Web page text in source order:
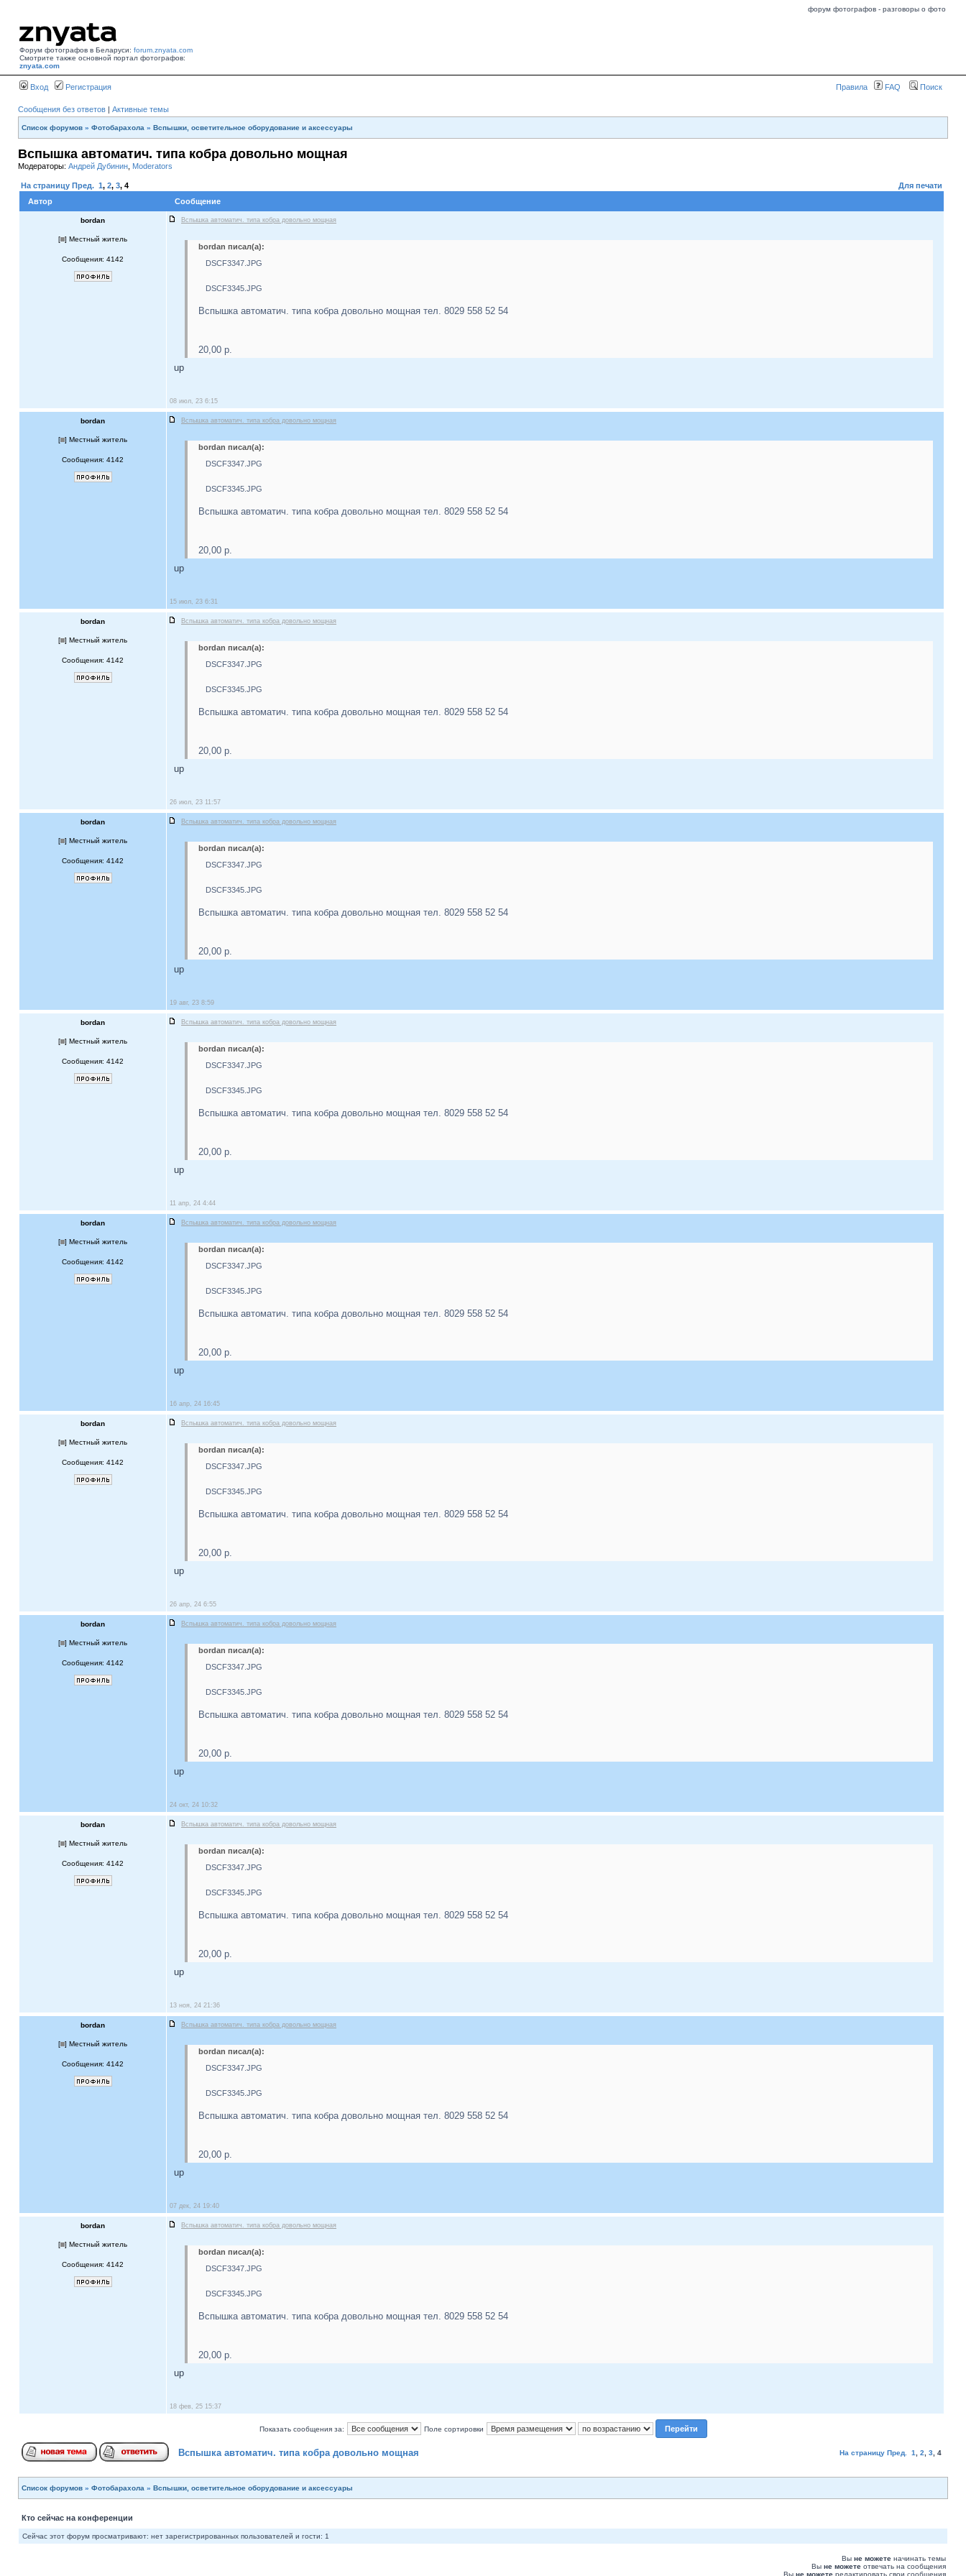
форум фотографов - разговоры о фото
Форум фотографов в Беларуси: forum.znyata.com
Смотрите также основной портал фотографов:
znyata.com
Вход Регистрация Правила FAQ Поиск
Сообщения без ответов | Активные темы
Список форумов » Фотобарахола » Вспышки, осветительное оборудование и аксессуары
Вспышка автоматич. типа кобра довольно мощная
Модераторы: Андрей Дубинин Moderators
На страницу Пред. 1, 2, 3, 4
Для печати
Автор
Сообщение
bordan Вспышка автоматич. типа кобра довольно мощная
[ ] Местный житель
Сообщения: 4142
bordan писал(а):
DSCF3347.JPG
DSCF3345.JPG
Вспышка автоматич. типа кобра довольно мощная тел. 8029 558 52 54
20,00 р.
up
08 июл, 23 6:15
bordan Вспышка автоматич. типа кобра довольно мощная
[ ] Местный житель
Сообщения: 4142
bordan писал(а):
DSCF3347.JPG
DSCF3345.JPG
Вспышка автоматич. типа кобра довольно мощная тел. 8029 558 52 54
20,00 р.
up
15 июл, 23 6:31
bordan Вспышка автоматич. типа кобра довольно мощная
[ ] Местный житель
Сообщения: 4142
bordan писал(а):
DSCF3347.JPG
DSCF3345.JPG
Вспышка автоматич. типа кобра довольно мощная тел. 8029 558 52 54
20,00 р.
up
26 июл, 23 11:57
bordan Вспышка автоматич. типа кобра довольно мощная
[ ] Местный житель
Сообщения: 4142
bordan писал(а):
DSCF3347.JPG
DSCF3345.JPG
Вспышка автоматич. типа кобра довольно мощная тел. 8029 558 52 54
20,00 р.
up
19 авг, 23 8:59
bordan Вспышка автоматич. типа кобра довольно мощная
[ ] Местный житель
Сообщения: 4142
bordan писал(а):
DSCF3347.JPG
DSCF3345.JPG
Вспышка автоматич. типа кобра довольно мощная тел. 8029 558 52 54
20,00 р.
up
11 апр, 24 4:44
bordan Вспышка автоматич. типа кобра довольно мощная
[ ] Местный житель
Сообщения: 4142
bordan писал(а):
DSCF3347.JPG
DSCF3345.JPG
Вспышка автоматич. типа кобра довольно мощная тел. 8029 558 52 54
20,00 р.
up
16 апр, 24 16:45
bordan Вспышка автоматич. типа кобра довольно мощная
[ ] Местный житель
Сообщения: 4142
bordan писал(а):
DSCF3347.JPG
DSCF3345.JPG
Вспышка автоматич. типа кобра довольно мощная тел. 8029 558 52 54
20,00 р.
up
26 апр, 24 6:55
bordan Вспышка автоматич. типа кобра довольно мощная
[ ] Местный житель
Сообщения: 4142
bordan писал(а):
DSCF3347.JPG
DSCF3345.JPG
Вспышка автоматич. типа кобра довольно мощная тел. 8029 558 52 54
20,00 р.
up
24 окт, 24 10:32
bordan Вспышка автоматич. типа кобра довольно мощная
[ ] Местный житель
Сообщения: 4142
bordan писал(а):
DSCF3347.JPG
DSCF3345.JPG
Вспышка автоматич. типа кобра довольно мощная тел. 8029 558 52 54
20,00 р.
up
13 ноя, 24 21:36
bordan Вспышка автоматич. типа кобра довольно мощная
[ ] Местный житель
Сообщения: 4142
bordan писал(а):
DSCF3347.JPG
DSCF3345.JPG
Вспышка автоматич. типа кобра довольно мощная тел. 8029 558 52 54
20,00 р.
up
07 дек, 24 19:40
bordan Вспышка автоматич. типа кобра довольно мощная
[ ] Местный житель
Сообщения: 4142
bordan писал(а):
DSCF3347.JPG
DSCF3345.JPG
Вспышка автоматич. типа кобра довольно мощная тел. 8029 558 52 54
20,00 р.
up
18 фев, 25 15:37
Показать сообщения за: Поле сортировки
Вспышка автоматич. типа кобра довольно мощная На страницу Пред. 1 2 3 4
Список форумов » Фотобарахола » Вспышки, осветительное оборудование и аксессуары
Кто сейчас на конференции
Сейчас этот форум просматривают: нет зарегистрированных пользователей и гости: 1
Вы не можете начинать темы
Вы не можете отвечать на сообщения
Вы не можете редактировать свои сообщения